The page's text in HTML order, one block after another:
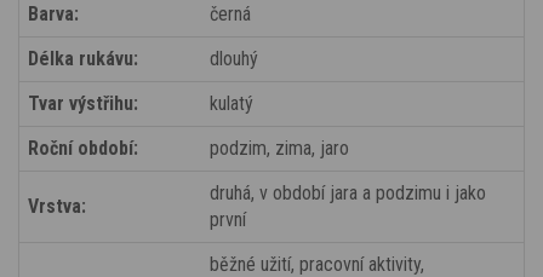
Barva:
černá
Délka rukávu:
dlouhý
Tvar výstřihu:
kulatý
Roční období:
podzim, zima, jaro
Vrstva:
druhá, v období jara a podzimu i jako
první
běžné užití, pracovní aktivity,